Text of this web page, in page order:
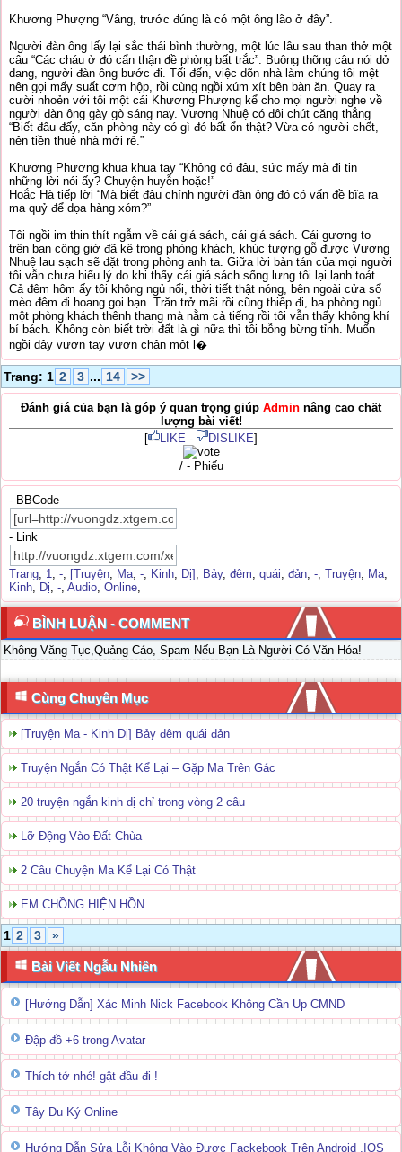
Khương Phượng “Vâng, trước đúng là có một ông lão ở đây”.
Người đàn ông lấy lại sắc thái bình thường, một lúc lâu sau than thở một
câu “Các cháu ở đó cẩn thận đề phòng bất trắc”. Buông thõng câu nói dở
dang, người đàn ông bước đi. Tối đến, việc dõn nhà làm chúng tôi mệt
nên gọi mấy suất cơm hộp, rồi cùng ngồi xúm xít bên bàn ăn. Quay ra
cười nhoẻn với tôi một cái Khương Phượng kể cho mọi người nghe về
người đàn ông gày gò sáng nay. Vương Nhuệ có đôi chút căng thẳng
“Biết đâu đấy, căn phòng này có gì đó bất ổn thật? Vừa có người chết,
nên tiền thuê nhà mới rẻ.”
Khương Phượng khua khua tay “Không có đâu, sức mấy mà đi tin
những lời nói ấy? Chuyện huyễn hoặc!”
Hoắc Hà tiếp lời “Mà biết đâu chính người đàn ông đó có vấn đề bĩa ra
ma quỷ để dọa hàng xóm?”
Tôi ngồi im thin thít ngẫm về cái giá sách, cái giá sách. Cái gương to
trên ban công giờ đã kê trong phòng khách, khúc tượng gỗ được Vương
Nhuệ lau sạch sẽ đặt trong phòng anh ta. Giữa lời bàn tán của mọi người
tôi vẫn chưa hiểu lý do khi thấy cái giá sách sống lưng tôi lại lạnh toát.
Cả đêm hôm ấy tôi không ngủ nổi, thời tiết thật nóng, bên ngoài cửa sổ
mèo đêm đi hoang gọi bạn. Trăn trở mãi rồi cũng thiếp đi, ba phòng ngủ
một phòng khách thênh thang mà nằm cả tiếng rồi tôi vẫn thấy không khí
bí bách. Không còn biết trời đất là gì nữa thì tôi bỗng bừng tỉnh. Muốn
ngồi dậy vươn tay vươn chân một l�
Trang: 1 2 3 ... 14 >>
Đánh giá của bạn là góp ý quan trọng giúp Admin nâng cao chất
lượng bài viết!
[
LIKE - DISLIKE]
/ - Phiếu
- BBCode
- Link
Trang, 1, -, [Truyện, Ma, -, Kinh, Dị] , Bảy, đêm, quái, đản, -, Truyện, Ma,
Kinh, Dị, -, Audio, Online,
BÌNH LUẬN - COMMENT
Không Văng Tục,Quảng Cáo, Spam Nếu Bạn Là Người Có Văn Hóa!
Cùng Chuyên Mục
[Truyện Ma - Kinh Dị] Bảy đêm quái đản
Truyện Ngắn Có Thật Kể Lại – Gặp Ma Trên Gác
20 truyện ngắn kinh dị chỉ trong vòng 2 câu
Lỡ Động Vào Đất Chùa
2 Câu Chuyện Ma Kể Lại Có Thật
EM CHỒNG HIỆN HỒN
1 2 3 »
Bài Viết Ngẫu Nhiên
[Hướng Dẫn] Xác Minh Nick Facebook Không Cần Up CMND
Đập đồ +6 trong Avatar
Thích tớ nhé! gật đầu đi !
Tây Du Ký Online
Hướng Dẫn Sửa Lỗi Không Vào Được Fackebook Trên Android ,IOS